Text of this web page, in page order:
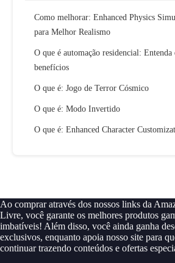
Como melhorar: Enhanced Physics
para Melhor Realismo
O que é automação residencial:
benefícios
O que é: Jogo de Terror Cósmico
O que é: Modo Invertido
O que é: Enhanced Character
Ao comprar através dos nossos links da
Livre, você garante os melhores produtos
imbatíveis! Além disso, você ainda ganha
exclusivos, enquanto apoia nosso site para
continuar trazendo conteúdos e ofertas